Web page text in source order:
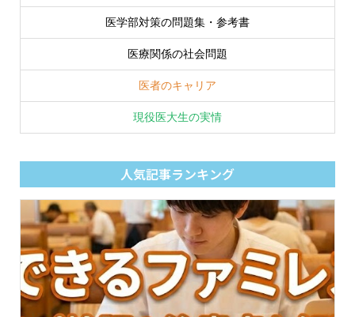
医学部対策の問題集・参考書
医療関係の社会問題
医者のキャリア
現役医大生の実情
人気記事ランキング